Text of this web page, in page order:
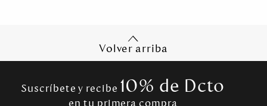
Volver arriba
Suscríbete y recibe 10% de Dcto
en tu primera compra